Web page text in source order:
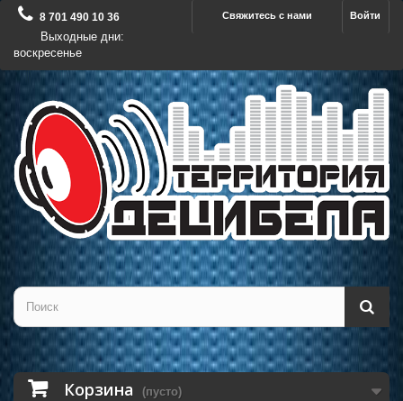
Войти
Свяжитесь с нами
8 701 490 10 36
Выходные дни:
воскресенье
Корзина (пусто)